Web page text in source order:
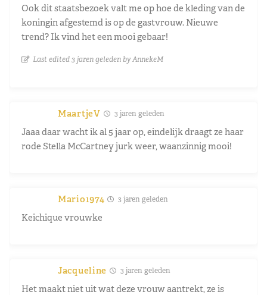
Ook dit staatsbezoek valt me op hoe de kleding van de
koningin afgestemd is op de gastvrouw. Nieuwe
trend? Ik vind het een mooi gebaar!
Last edited 3 jaren geleden by AnnekeM
MaartjeV 3 jaren geleden
Jaaa daar wacht ik al 5 jaar op, eindelijk draagt ze haar
rode Stella McCartney jurk weer, waanzinnig mooi!
Mario1974 3 jaren geleden
Keichique vrouwke
Jacqueline 3 jaren geleden
Het maakt niet uit wat deze vrouw aantrekt, ze is